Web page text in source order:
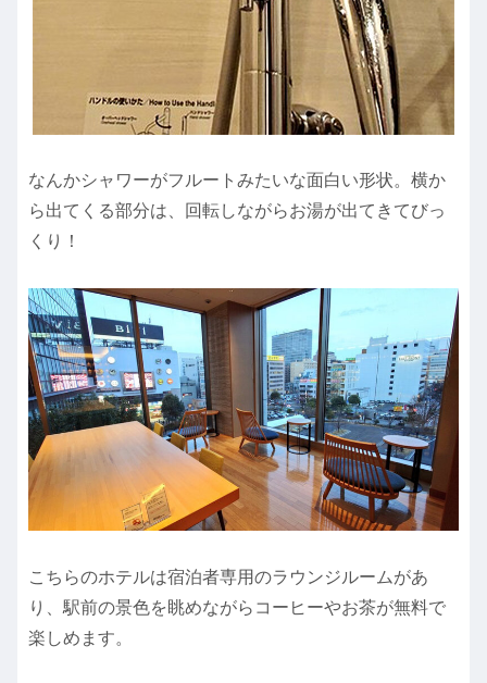
なんかシャワーがフルートみたいな面白い形状。横か
ら出てくる部分は、回転しながらお湯が出てきてびっ
くり！
こちらのホテルは宿泊者専用のラウンジルームがあ
り、駅前の景色を眺めながらコーヒーやお茶が無料で
楽しめます。